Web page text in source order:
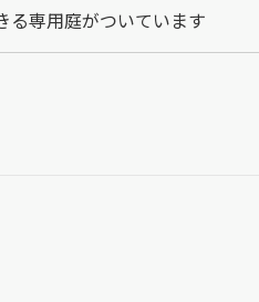
る専用庭がついています